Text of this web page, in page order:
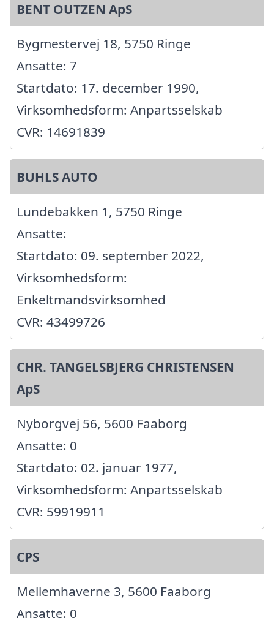
BENT OUTZEN ApS
Bygmestervej 18, 5750 Ringe
Ansatte: 7
Startdato: 17. december 1990,
Virksomhedsform: Anpartsselskab
CVR: 14691839
BUHLS AUTO
Lundebakken 1, 5750 Ringe
Ansatte:
Startdato: 09. september 2022,
Virksomhedsform:
Enkeltmandsvirksomhed
CVR: 43499726
CHR. TANGELSBJERG CHRISTENSEN
ApS
Nyborgvej 56, 5600 Faaborg
Ansatte: 0
Startdato: 02. januar 1977,
Virksomhedsform: Anpartsselskab
CVR: 59919911
CPS
Mellemhaverne 3, 5600 Faaborg
Ansatte: 0